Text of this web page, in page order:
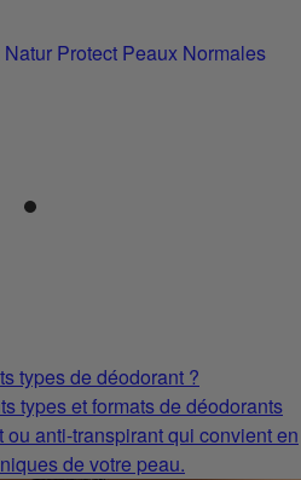
Protect Peaux Normales
types de déodorant ?
types et formats de déodorants
anti-transpirant qui convient en
de votre peau.